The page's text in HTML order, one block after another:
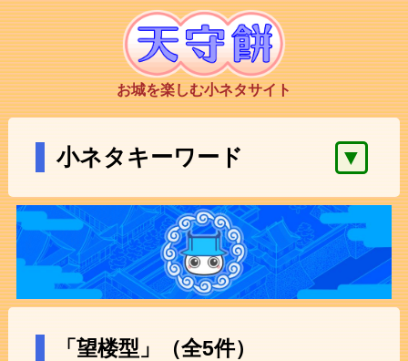
お城を楽しむ小ネタサイト
小ネタキーワード ▼
「望楼型」（全5件）